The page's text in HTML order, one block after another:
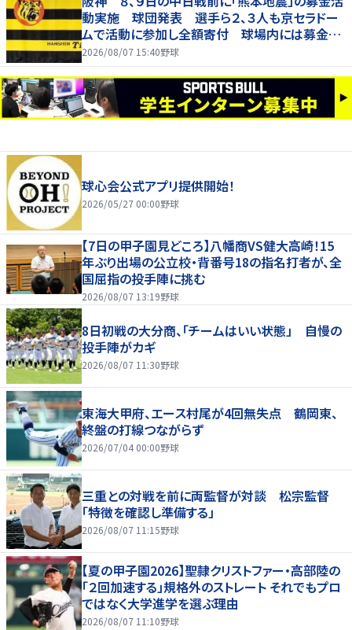
動実施 球団発表 選手ら２、３人も京セラドー
ムで活動に参加し全額寄付 球場内には募金箱
も設置
2026/08/07 15:40野球
球心会公式アプリ提供開始！
2026/05/27 00:00野球
【7日の甲子園見どころ】八幡商VS健大高崎！15
年ぶり出場の公立校・背番号18の指名打者が、全
国屈指の投手陣に挑む
2026/08/07 13:19野球
8日初戦の大分商、「チームはいい状態」 自慢の
投手陣がカギ
2026/08/07 11:30野球
東海大甲府、エース村尾が4回無失点 鶴岡東、
終盤の打線つながらず
2026/07/04 00:00野球
三重との対戦を前に両監督が対談 松宗監督
「特徴を確認し準備する」
2026/08/07 11:15野球
【夏の甲子園2026】聖隷クリストファー・高部陸の
「２回加速する」規格外のストレート それでもプロ
ではなく大学進学を選ぶ理由
2026/08/07 11:10野球